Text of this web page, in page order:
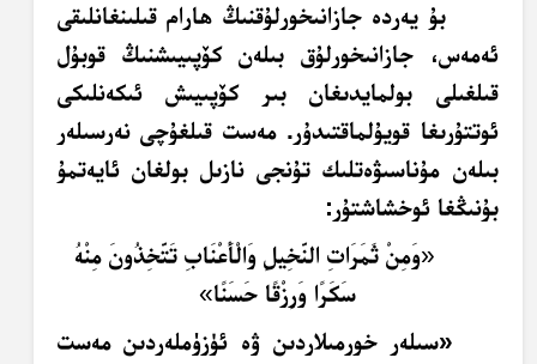
بۇ يەردە جازانىخورلۇقنىڭ ھارام قىلىنغانلىقى
ئەمەس، جازانىخورلۇق بىلەن كۆپىيىشنىڭ قوبۇل
قىلغىلى بولمايدىغان بىر كۆپىيىش ئىكەنلىكى
ئوتتۇرىغا قويۇلماقتىدۇر. مەست قىلغۇچى نەرسىلەر
بىلەن مۇناسىۋەتلىك تۇنجى نازىل بولغان ئايەتمۇ
بۇنىڭغا ئوخشاشتۇر:
«وَمِنْ ثَمَرَاتِ النَّخِيلِ وَالْأَعْنَابِ تَتَّخِذُونَ مِنْهُ
سَكَرًا وَرِزْقًا حَسَنًا»
«سىلەر خورمىلاردىن ۋە ئۈزۈملەردىن مەست